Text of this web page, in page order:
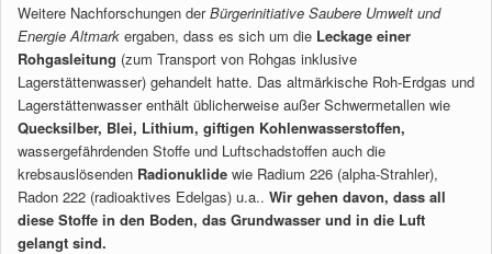
Weitere Nachforschungen derBürgerinitiative Saubere Umwelt und
Energie Altmark ergaben, dass es sich um die Leckage einer
Rohgasleitung (zum Transport von Rohgas inklusive
Lagerstättenwasser) gehandelt hatte. Das altmärkische Roh-Erdgas und
Lagerstättenwasser enthält üblicherweise außer Schwermetallen wie
Quecksilber, Blei, Lithium, giftigen Kohlenwasserstoffen,
wassergefährdenden Stoffe und Luftschadstoffen auch die
krebsauslösenden Radionuklide wie Radium 226 (alpha-Strahler),
Radon 222 (radioaktives Edelgas) u.a.. Wir gehen davon, dass all
diese Stoffe in den Boden, das Grundwasser und in die Luft
gelangt sind.